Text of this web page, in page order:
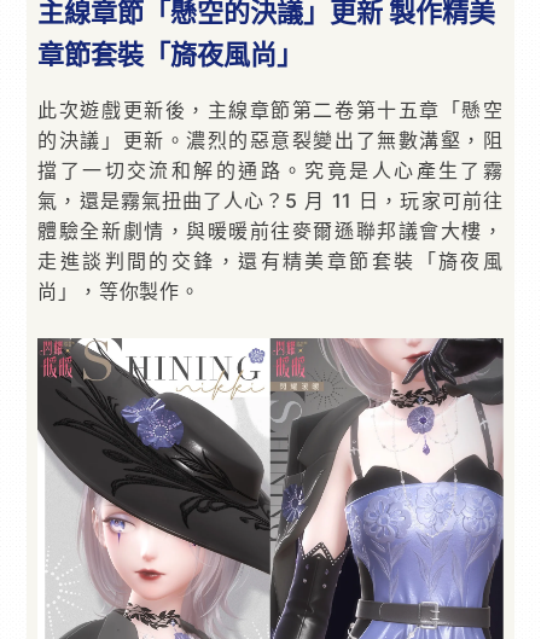
主線章節「懸空的決議」更新 製作精美
章節套裝「旖夜風尚」
此次遊戲更新後，主線章節第二卷第十五章「懸空
的決議」更新。濃烈的惡意裂變出了無數溝壑，阻
擋了一切交流和解的通路。究竟是人心產生了霧
氣，還是霧氣扭曲了人心？5 月 11 日，玩家可前往
體驗全新劇情，與暖暖前往麥爾遜聯邦議會大樓，
走進談判間的交鋒，還有精美章節套裝「旖夜風
尚」，等你製作。